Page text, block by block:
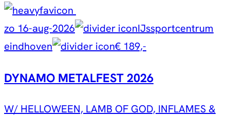
zo 16-aug-2026
IJssportcentrum
eindhoven
€ 189,-
DYNAMO METALFEST 2026
W/ HELLOWEEN, LAMB OF GOD, INFLAMES &